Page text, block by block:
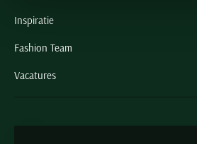
Inspiratie
Fashion Team
Vacatures